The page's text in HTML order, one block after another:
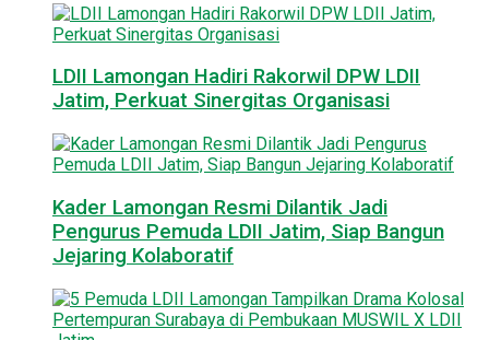
LDII Lamongan Hadiri Rakorwil DPW LDII
Jatim, Perkuat Sinergitas Organisasi
Kader Lamongan Resmi Dilantik Jadi
Pengurus Pemuda LDII Jatim, Siap Bangun
Jejaring Kolaboratif